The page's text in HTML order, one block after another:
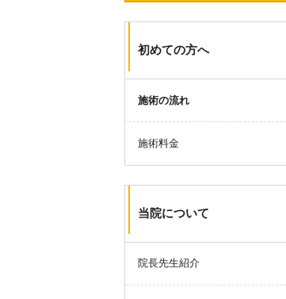
初めての方へ
施術の流れ
施術料金
当院について
院長先生紹介